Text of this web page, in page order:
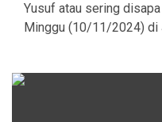
Yusuf atau sering
Minggu (10/11/2024) di